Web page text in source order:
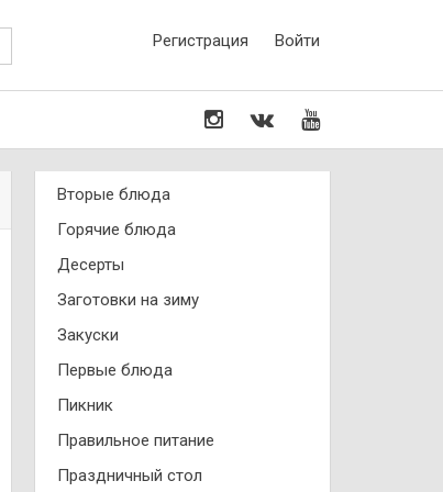
Регистрация Войти
Вторые блюда
Горячие блюда
Десерты
Заготовки на зиму
Закуски
Первые блюда
Пикник
Правильное питание
Праздничный стол